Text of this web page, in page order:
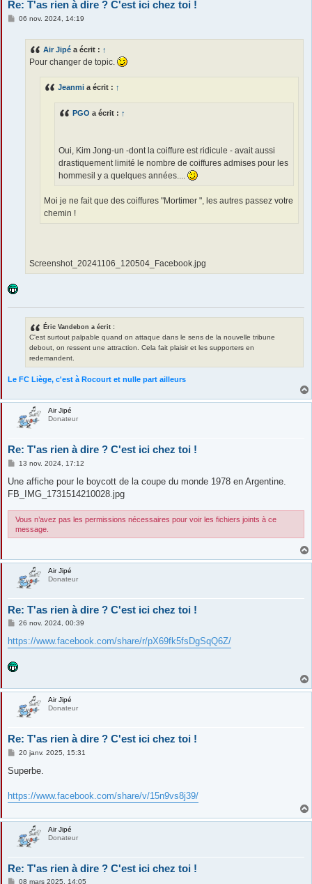
Re: T'as rien à dire ? C'est ici chez toi !
M06 nov. 2024, 14:19
Air Jipé a écrit : ↑
Pour changer de topic.
Jeanmi a écrit : ↑
PGO a écrit : ↑
Oui, Kim Jong-un -dont la coiffure est ridicule - avait aussi
drastiquement limité le nombre de coiffures admises pour les
hommesil y a quelques années....
Moi je ne fait que des coiffures "Mortimer ", les autres passez votre
chemin !
Screenshot_20241106_120504_Facebook.jpg
Éric Vandebon a écrit :
C'est surtout palpable quand on attaque dans le sens de la nouvelle tribune
debout, on ressent une attraction. Cela fait plaisir et les supporters en
redemandent.
Le FC Liège, c'est à Rocourt et nulle part ailleurs
Air Jipé
Donateur
Re: T'as rien à dire ? C'est ici chez toi !
M
s
a
e
13 nov. 2024, 17:12
Une affiche pour le boycott de la coupe du monde 1978 en Argentine.
FB_IMG_1731514210028.jpg
Vous n’avez pas les permissions nécessaires pour voir les fichiers joints à ce
message.
Air Jipé
Donateur
Re: T'as rien à dire ? C'est ici chez toi !
M
s
s
g
e
26 nov. 2024, 00:39
https://www.facebook.com/share/r/pX69fk5fsDgSqQ6Z/
Air Jipé
Donateur
Re: T'as rien à dire ? C'est ici chez toi !
M
s
s
g
e
20 janv. 2025, 15:31
Superbe.
https://www.facebook.com/share/v/15n9vs8j39/
Air Jipé
Donateur
Re: T'as rien à dire ? C'est ici chez toi !
M08 mars 2025, 14:05